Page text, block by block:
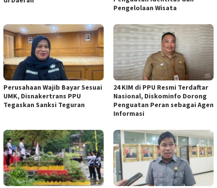
Pengelolaan Wisata
Perusahaan Wajib Bayar Sesuai
UMK, Disnakertrans PPU
Tegaskan Sanksi Teguran
24 KIM di PPU Resmi Terdaftar
Nasional, Diskominfo Dorong
Penguatan Peran sebagai Agen
Informasi